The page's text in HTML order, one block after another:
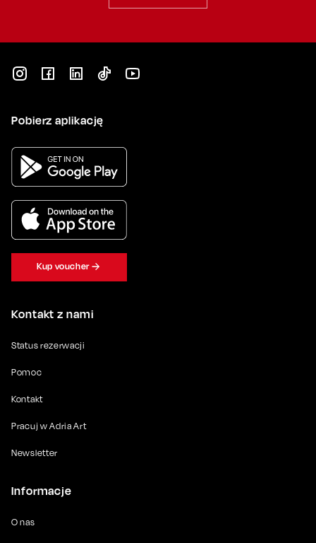
Kontakt z nami
Status rezerwacji
Pomoc
Kontakt
Pracuj w Adria Art
Newsletter
Informacje
O nas
Pobierz aplikację
Kup voucher